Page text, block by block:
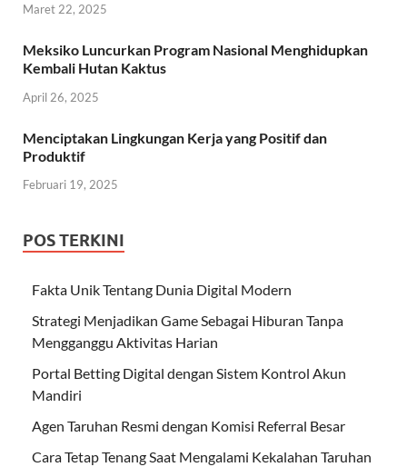
Maret 22, 2025
Meksiko Luncurkan Program Nasional Menghidupkan
Kembali Hutan Kaktus
April 26, 2025
Menciptakan Lingkungan Kerja yang Positif dan
Produktif
Februari 19, 2025
POS TERKINI
Fakta Unik Tentang Dunia Digital Modern
Strategi Menjadikan Game Sebagai Hiburan Tanpa
Mengganggu Aktivitas Harian
Portal Betting Digital dengan Sistem Kontrol Akun
Mandiri
Agen Taruhan Resmi dengan Komisi Referral Besar
Cara Tetap Tenang Saat Mengalami Kekalahan Taruhan